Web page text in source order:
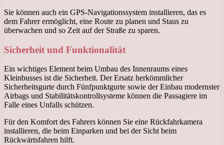
Sie können auch ein GPS-Navigationssystem installieren, das es
dem Fahrer ermöglicht, eine Route zu planen und Staus zu
überwachen und so Zeit auf der Straße zu sparen.
Sicherheit und Funktionalität
Ein wichtiges Element beim Umbau des Innenraums eines
Kleinbusses ist die Sicherheit. Der Ersatz herkömmlicher
Sicherheitsgurte durch Fünfpunktgurte sowie der Einbau modernster
Airbags und Stabilitätskontrollsysteme können die Passagiere im
Falle eines Unfalls schützen.
Für den Komfort des Fahrers können Sie eine Rückfahrkamera
installieren, die beim Einparken und bei der Sicht beim
Rückwärtsfahren hilft.